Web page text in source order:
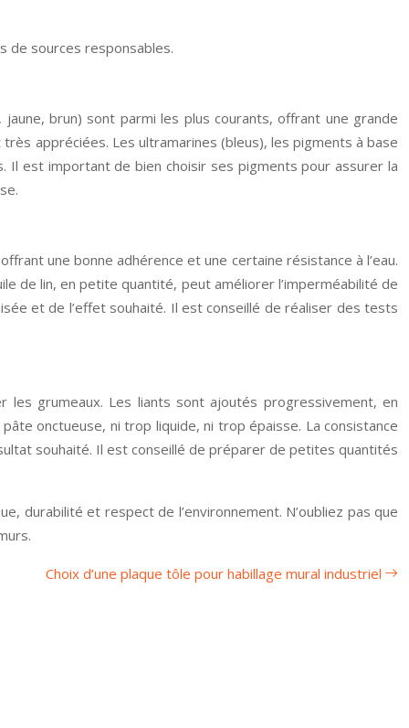
de sources responsables.
brun) sont parmi les plus courants, offrant une grande
appréciées. Les ultramarines (bleus), les pigments à base
Il est important de bien choisir ses pigments pour assurer la
une bonne adhérence et une certaine résistance à l’eau.
de lin, en petite quantité, peut améliorer l’imperméabilité de
et de l’effet souhaité. Il est conseillé de réaliser des tests
grumeaux. Les liants sont ajoutés progressivement, en
onctueuse, ni trop liquide, ni trop épaisse. La consistance
souhaité. Il est conseillé de préparer de petites quantités
durabilité et respect de l’environnement. N’oubliez pas que
Choix d’une plaque tôle pour habillage mural industriel